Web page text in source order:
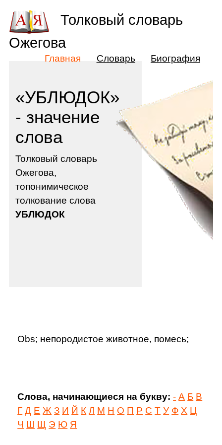
«УБЛЮДОК»
- значение
слова
Толковый словарь
Ожегова,
топонимическое
толкование слова
УБЛЮДОК
Obs; непородистое животное, помесь;
Слова, начинающиеся на букву: - А Б В
Г Д Е Ж З И Й К Л М Н О П Р С Т У Ф Х Ц
Ч Ш Щ Э Ю Я
Толковый словарь
Ожегова
Главная Словарь Биография